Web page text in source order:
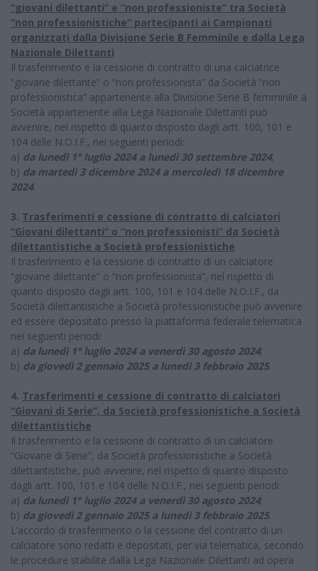
“giovani dilettanti” e “non professioniste” tra Società
“non professionistiche” partecipanti ai Campionati
organizzati dalla Divisione Serie B Femminile e dalla Lega
Nazionale Dilettanti
Il trasferimento e la cessione di contratto di una calciatrice
“giovane dilettante” o “non professionista” da Società “non
professionistica” appartenente alla Divisione Serie B femminile a
Società appartenente alla Lega Nazionale Dilettanti può
avvenire, nel rispetto di quanto disposto dagli artt. 100, 101 e
104 delle N.O.I.F., nei seguenti periodi:
a) da lunedì 1° luglio 2024 a lunedì 30 settembre 2024;
b) da martedì 3 dicembre 2024 a mercoledì 18 dicembre
2024.
3. Trasferimenti e cessione di contratto di calciatori
“Giovani dilettanti” o “non professionisti” da Società
dilettantistiche a Società professionistiche
Il trasferimento e la cessione di contratto di un calciatore
“giovane dilettante” o “non professionista”, nel rispetto di
quanto disposto dagli artt. 100, 101 e 104 delle N.O.I.F., da
Società dilettantistiche a Società professionistiche può avvenire
ed essere depositato presso la piattaforma federale telematica
nei seguenti periodi:
a) da lunedì 1° luglio 2024 a venerdì 30 agosto 2024;
b) da giovedì 2 gennaio 2025 a lunedì 3 febbraio 2025.
4. Trasferimenti e cessione di contratto di calciatori
“Giovani di Serie”, da Società professionistiche a Società
dilettantistiche
Il trasferimento e la cessione di contratto di un calciatore
“Giovane di Serie”, da Società professionistiche a Società
dilettantistiche, può avvenire, nel rispetto di quanto disposto
dagli artt. 100, 101 e 104 delle N.O.I.F., nei seguenti periodi:
a) da lunedì 1° luglio 2024 a venerdì 30 agosto 2024;
b) da giovedì 2 gennaio 2025 a lunedì 3 febbraio 2025.
L’accordo di trasferimento o la cessione del contratto di un
calciatore sono redatti e depositati, per via telematica, secondo
le procedure stabilite dalla Lega Nazionale Dilettanti ad opera